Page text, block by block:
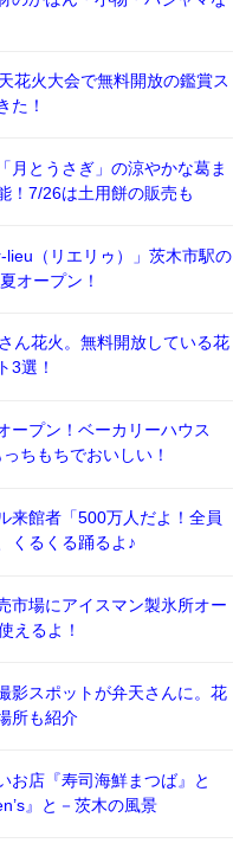
花火大会で無料開放の鑑賞ス
た！
月とうさぎ」の涼やかな葛ま
！7/26は土用餅の販売も
lieu（リエリゥ）」茨木市駅の
オープン！
ん花火。無料開放している花
3選！
ープン！ベーカリーハウス
ちもちでおいしい！
来館者「500万人だよ！全員
くるくる踊るよ♪
市場にアイスマン製氷所オー
えるよ！
影スポットが弁天さんに。花
所も紹介
お店『寿司海鮮まつば』と
』と－茨木の風景